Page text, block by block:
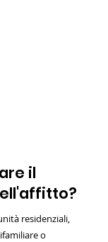
il
residenziali,
o